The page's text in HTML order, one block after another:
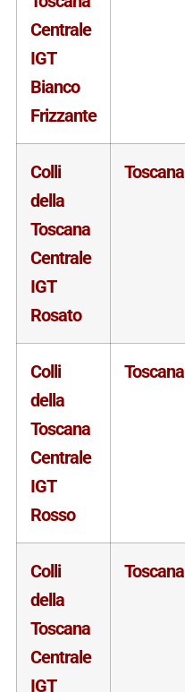
Centrale
IGT
Bianco
Frizzante
Colli
della
Toscana
Centrale
IGT
Rosato
Toscana
Colli
della
Toscana
Centrale
IGT
Rosso
Toscana
Colli
della
Toscana
Centrale
IGT
Toscana